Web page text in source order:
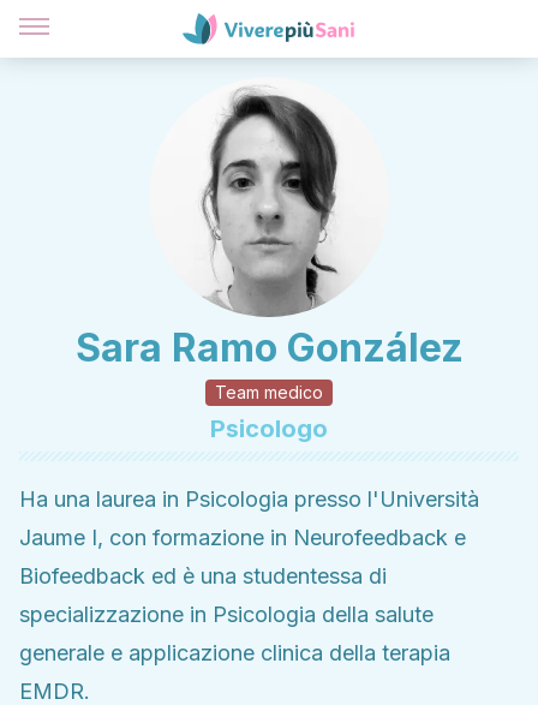
Sara Ramo González
Team medico
Psicologo
Ha una laurea in Psicologia presso l'Università
Jaume I, con formazione in Neurofeedback e
Biofeedback ed è una studentessa di
specializzazione in Psicologia della salute
generale e applicazione clinica della terapia
EMDR.